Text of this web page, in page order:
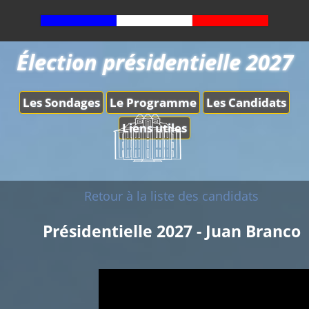
Les Sondages Le Programme
Les Candidats
Liens utiles
Élection présidentielle 2027
Retour à la liste des candidats
Présidentielle 2027 - Juan Branco